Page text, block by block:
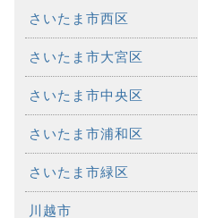
さいたま市西区
さいたま市大宮区
さいたま市中央区
さいたま市浦和区
さいたま市緑区
川越市